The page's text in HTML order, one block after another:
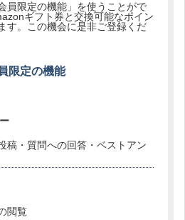
員限定の機能」を使うことがで
ギフト券と交換可能なポイン
す。この機会に是非ご登録くだ
限定の機能
稿・質問への回答・ベストアン
閲覧